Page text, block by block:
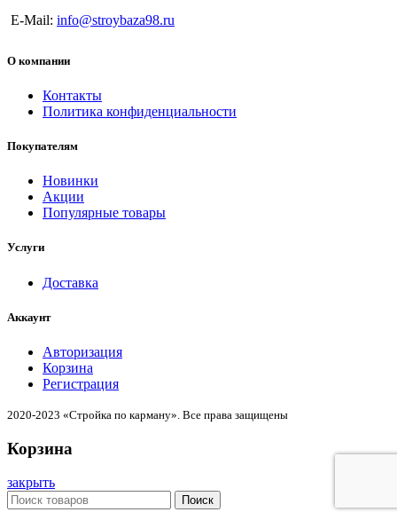
E-Mail: info@stroybaza98.ru
О компании
Контакты
Политика конфиденциальности
Покупателям
Новинки
Акции
Популярные товары
Услуги
Доставка
Аккаунт
Авторизация
Корзина
Регистрация
2020-2023 «Стройка по карману». Все права защищены
Корзина
закрыть
Поиск